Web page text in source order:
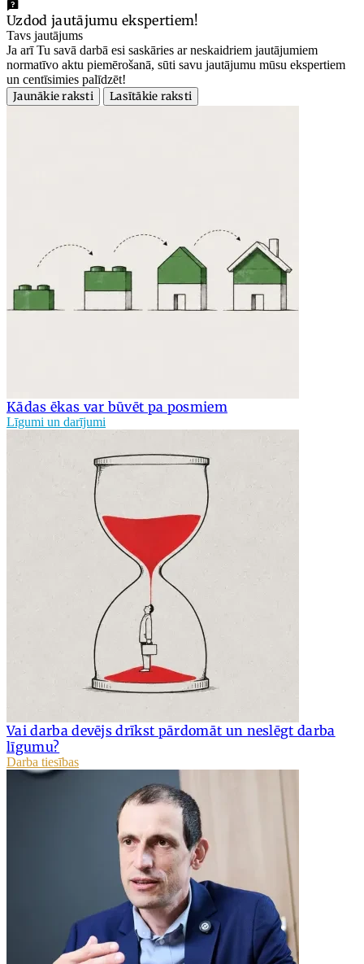
Uzdod jautājumu ekspertiem!
Tavs jautājums
Ja arī Tu savā darbā esi saskāries ar neskaidriem jautājumiem
normatīvo aktu piemērošanā, sūti savu jautājumu mūsu ekspertiem
un centīsimies palīdzēt!
Jaunākie raksti
Lasītākie raksti
Kādas ēkas var būvēt pa posmiem
Līgumi un darījumi
Vai darba devējs drīkst pārdomāt un neslēgt darba
līgumu?
Darba tiesības